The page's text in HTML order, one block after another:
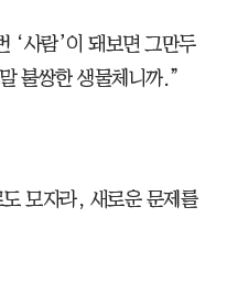
‘사람’이 돼보면 그만두
불쌍한 생물체니까.”
모자라, 새로운 문제를